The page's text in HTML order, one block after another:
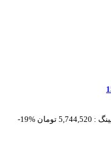
-19%
: 5,744,520 تومان